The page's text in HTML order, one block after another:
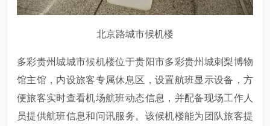
北京路城市候机楼
多彩贵州城城市候机楼位于贵阳市多彩贵州城刺梨博物
馆主馆，内设旅客专属休息区，设置航班显示设备，方
便旅客实时查看机场航班动态信息，并配备现场工作人
员提供航班信息和问讯服务。该候机楼能为团队旅客提